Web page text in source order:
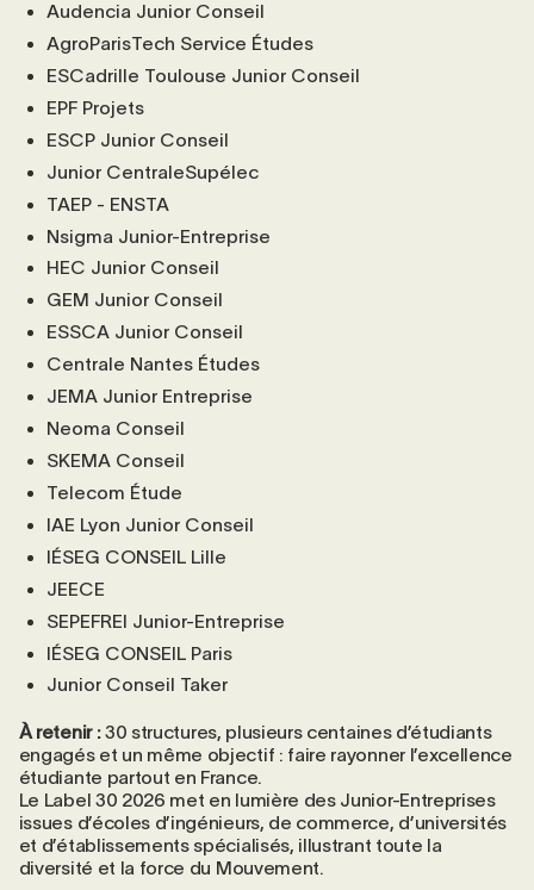
Audencia Junior Conseil
AgroParisTech Service Études
ESCadrille Toulouse Junior Conseil
EPF Projets
ESCP Junior Conseil
Junior CentraleSupélec
TAEP - ENSTA
Nsigma Junior-Entreprise
HEC Junior Conseil
GEM Junior Conseil
ESSCA Junior Conseil
Centrale Nantes Études
JEMA Junior Entreprise
Neoma Conseil
SKEMA Conseil
Telecom Étude
IAE Lyon Junior Conseil
IÉSEG CONSEIL Lille
JEECE
SEPEFREI Junior-Entreprise
IÉSEG CONSEIL Paris
Junior Conseil Taker
À retenir :30 structures, plusieurs centaines d’étudiants
engagés et un même objectif : faire rayonner l’excellence
étudiante partout en France.
Le Label 30 2026 met en lumière des Junior-Entreprises
issues d’écoles d’ingénieurs, de commerce, d’universités
et d’établissements spécialisés, illustrant toute la
diversité et la force du Mouvement.